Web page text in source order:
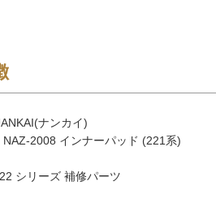
ナンカイ)
NAZ-2008 インナーパッド (221系)
シリーズ 補修パーツ